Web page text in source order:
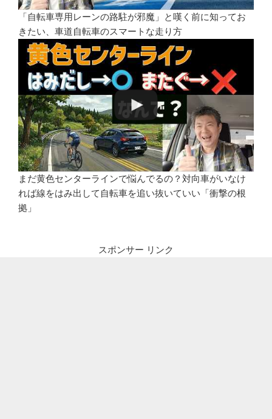
「自転車専用レーンの路駐が邪魔」と嘆く前に知ってお
きたい、車道自転車のスマートな走り方
まだ黄色センターラインで悩んでるの？対向車がいなけ
れば線をはみ出して自転車を追い抜いていい「衝撃の根
拠」
スポンサー リンク